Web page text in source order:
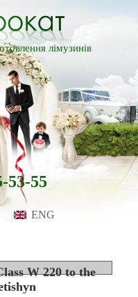
лімузинів
53-55
ENG
W 220 to the